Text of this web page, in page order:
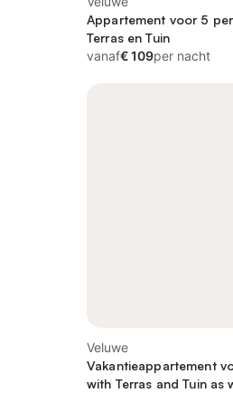
Appartement voor 5
Terras en Tuin
vanaf€ 109per nacht
Veluwe
Vakantieappartement
with Terras and Tuin as